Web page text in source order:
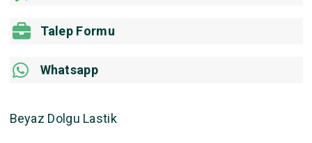
Talep Formu
Whatsapp
Beyaz Dolgu Lastik